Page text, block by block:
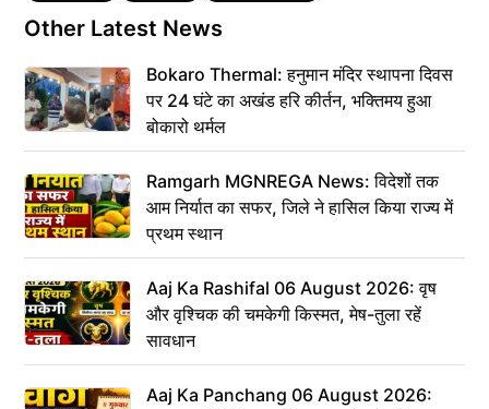
Other Latest News
Bokaro Thermal: हनुमान मंदिर स्थापना दिवस
पर 24 घंटे का अखंड हरि कीर्तन, भक्तिमय हुआ
बोकारो थर्मल
Ramgarh MGNREGA News: विदेशों तक
आम निर्यात का सफर, जिले ने हासिल किया राज्य में
प्रथम स्थान
Aaj Ka Rashifal 06 August 2026: वृष
और वृश्चिक की चमकेगी किस्मत, मेष-तुला रहें
सावधान
Aaj Ka Panchang 06 August 2026: